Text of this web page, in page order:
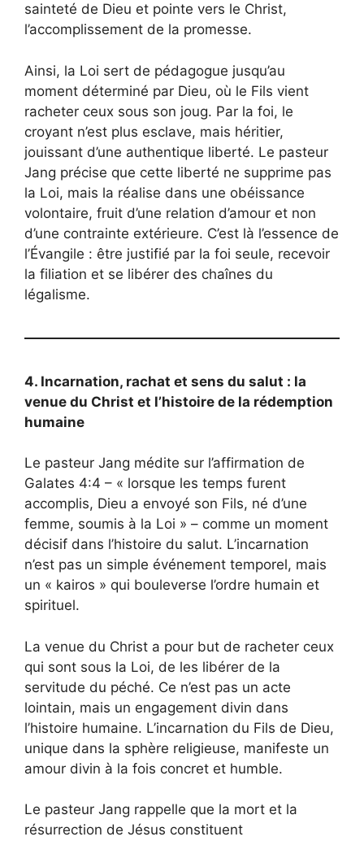
sainteté de Dieu et pointe vers le Christ,
l’accomplissement de la promesse.
Ainsi, la Loi sert de pédagogue jusqu’au
moment déterminé par Dieu, où le Fils vient
racheter ceux sous son joug. Par la foi, le
croyant n’est plus esclave, mais héritier,
jouissant d’une authentique liberté. Le pasteur
Jang précise que cette liberté ne supprime pas
la Loi, mais la réalise dans une obéissance
volontaire, fruit d’une relation d’amour et non
d’une contrainte extérieure. C’est là l’essence de
l’Évangile : être justifié par la foi seule, recevoir
la filiation et se libérer des chaînes du
légalisme.
4. Incarnation, rachat et sens du salut : la
venue du Christ et l’histoire de la rédemption
humaine
Le pasteur Jang médite sur l’affirmation de
Galates 4:4 – « lorsque les temps furent
accomplis, Dieu a envoyé son Fils, né d’une
femme, soumis à la Loi » – comme un moment
décisif dans l’histoire du salut. L’incarnation
n’est pas un simple événement temporel, mais
un « kairos » qui bouleverse l’ordre humain et
spirituel.
La venue du Christ a pour but de racheter ceux
qui sont sous la Loi, de les libérer de la
servitude du péché. Ce n’est pas un acte
lointain, mais un engagement divin dans
l’histoire humaine. L’incarnation du Fils de Dieu,
unique dans la sphère religieuse, manifeste un
amour divin à la fois concret et humble.
Le pasteur Jang rappelle que la mort et la
résurrection de Jésus constituent